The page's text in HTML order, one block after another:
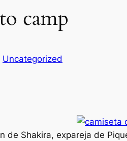
camp
Uncategorized
de Shakira, expareja de